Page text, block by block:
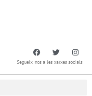
Segueix-nos a les xarxes socials